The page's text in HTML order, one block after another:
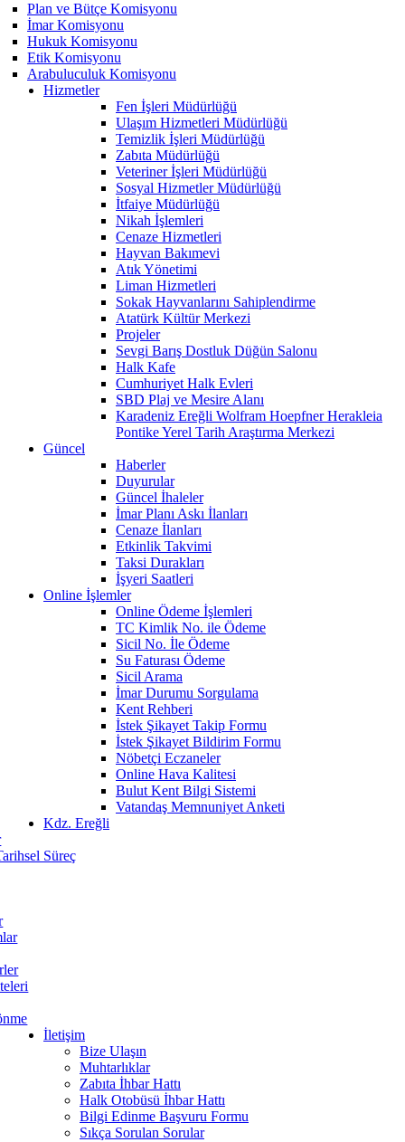
Plan ve Bütçe Komisyonu
İmar Komisyonu
Hukuk Komisyonu
Etik Komisyonu
Arabuluculuk Komisyonu
Hizmetler
Fen İşleri Müdürlüğü
Ulaşım Hizmetleri Müdürlüğü
Temizlik İşleri Müdürlüğü
Zabıta Müdürlüğü
Veteriner İşleri Müdürlüğü
Sosyal Hizmetler Müdürlüğü
İtfaiye Müdürlüğü
Nikah İşlemleri
Cenaze Hizmetleri
Hayvan Bakımevi
Atık Yönetimi
Liman Hizmetleri
Sokak Hayvanlarını Sahiplendirme
Atatürk Kültür Merkezi
Projeler
Sevgi Barış Dostluk Düğün Salonu
Halk Kafe
Cumhuriyet Halk Evleri
SBD Plaj ve Mesire Alanı
Karadeniz Ereğli Wolfram Hoepfner Herakleia
Pontike Yerel Tarih Araştırma Merkezi
Güncel
Haberler
Duyurular
Güncel İhaleler
İmar Planı Askı İlanları
Cenaze İlanları
Etkinlik Takvimi
Taksi Durakları
İşyeri Saatleri
Online İşlemler
Online Ödeme İşlemleri
TC Kimlik No. ile Ödeme
Sicil No. İle Ödeme
Su Faturası Ödeme
Sicil Arama
İmar Durumu Sorgulama
Kent Rehberi
İstek Şikayet Takip Formu
İstek Şikayet Bildirim Formu
Nöbetçi Eczaneler
Online Hava Kalitesi
Bulut Kent Bilgi Sistemi
Vatandaş Memnuniyet Anketi
Kdz. Ereğli
Süreç
İletişim
Bize Ulaşın
Muhtarlıklar
Zabıta İhbar Hattı
Halk Otobüsü İhbar Hattı
Bilgi Edinme Başvuru Formu
Sıkça Sorulan Sorular